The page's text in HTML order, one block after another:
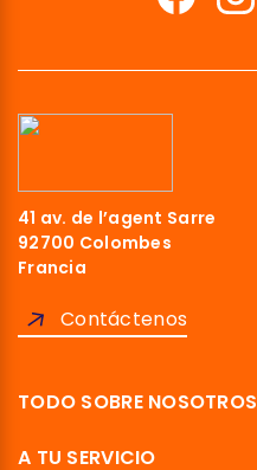
41 av. de l’agent Sarre
92700 Colombes
Francia
Contáctenos
TODO SOBRE NOSOTROS
A TU SERVICIO